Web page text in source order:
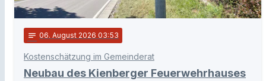
notes 06. August 2026 03:53
Kostenschätzung im Gemeinderat
Neubau des Kienberger Feuerwehrhauses